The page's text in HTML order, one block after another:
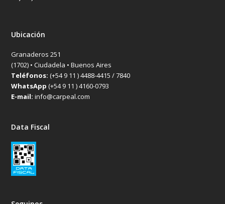
Ubicación
Granaderos 251
(1702) • Ciudadela • Buenos Aires
Teléfonos:(+54 9 11 ) 4488-4415 / 7840
WhatsApp(+54 9 11 ) 4160-0793
E-mail: info@carpeal.com
Data Fiscal